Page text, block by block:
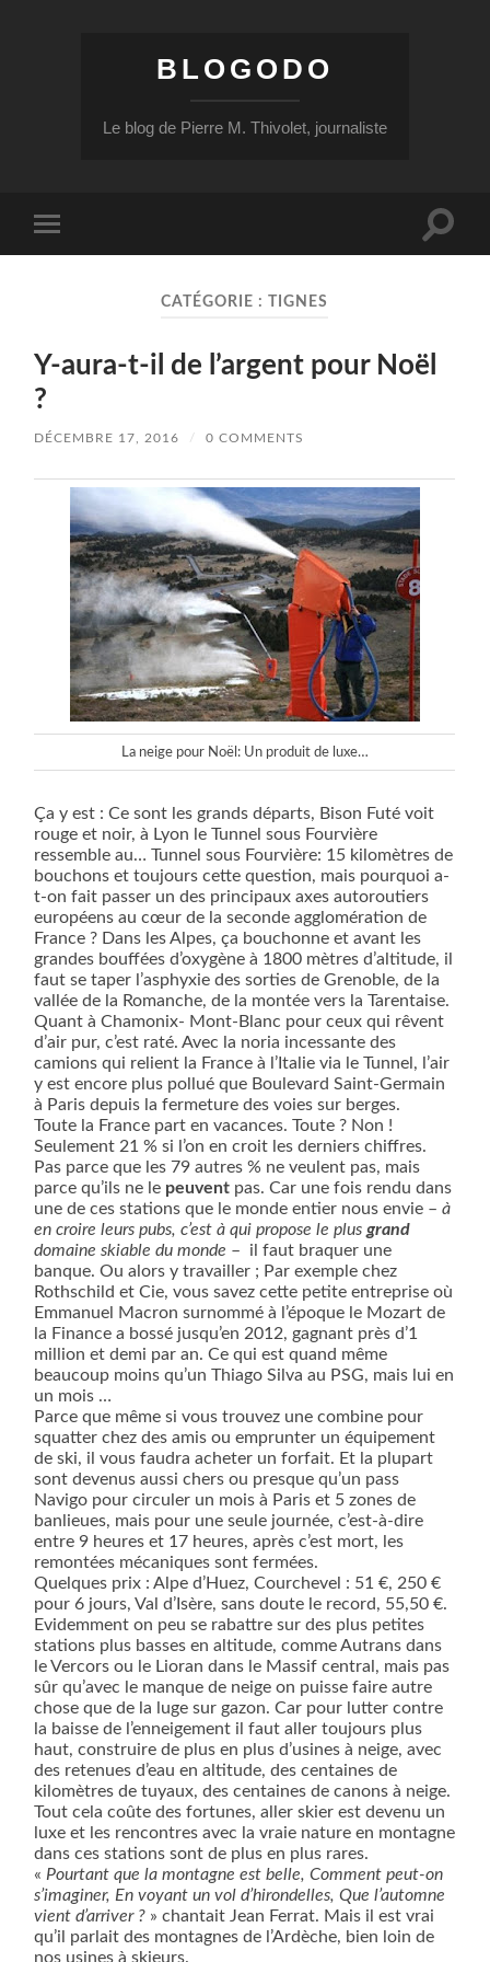
BLOGODO
Le blog de Pierre M. Thivolet, journaliste
mobile
Toggle
CATÉGORIE :TIGNES
Y-aura-t-il de l’argent pour Noël
?
DÉCEMBRE 17, 2016 / 0 COMMENTS
La neige pour Noël: Un produit de luxe…
Ça y est : Ce sont les grands départs, Bison Futé voit
rouge et noir, à Lyon le Tunnel sous Fourvière
ressemble au… Tunnel sous Fourvière: 15 kilomètres de
bouchons et toujours cette question, mais pourquoi a-
t-on fait passer un des principaux axes autoroutiers
européens au cœur de la seconde agglomération de
France ? Dans les Alpes, ça bouchonne et avant les
grandes bouffées d’oxygène à 1800 mètres d’altitude, il
faut se taper l’asphyxie des sorties de Grenoble, de la
vallée de la Romanche, de la montée vers la Tarentaise.
Quant à Chamonix- Mont-Blanc pour ceux qui rêvent
d’air pur, c’est raté. Avec la noria incessante des
camions qui relient la France à l’Italie via le Tunnel, l’air
y est encore plus pollué que Boulevard Saint-Germain
à Paris depuis la fermeture des voies sur berges.
Toute la France part en vacances. Toute ? Non !
Seulement 21 % si l’on en croit les derniers chiffres.
Pas parce que les 79 autres % ne veulent pas, mais
parce qu’ils ne le peuvent pas. Car une fois rendu dans
une de ces stations que le monde entier nous envie –à
en croire leurs pubs, c’est à qui propose le plusgrand
domaine skiable du monde –
il faut braquer une
banque. Ou alors y travailler ; Par exemple chez
Rothschild et Cie, vous savez cette petite entreprise où
Emmanuel Macron surnommé à l’époque le Mozart de
la Finance a bossé jusqu’en 2012, gagnant près d’1
million et demi par an. Ce qui est quand même
beaucoup moins qu’un Thiago Silva au PSG, mais lui en
un mois …
Parce que même si vous trouvez une combine pour
squatter chez des amis ou emprunter un équipement
de ski, il vous faudra acheter un forfait. Et la plupart
sont devenus aussi chers ou presque qu’un pass
Navigo pour circuler un mois à Paris et 5 zones de
banlieues, mais pour une seule journée, c’est-à-dire
entre 9 heures et 17 heures, après c’est mort, les
remontées mécaniques sont fermées.
Quelques prix : Alpe d’Huez, Courchevel : 51 €, 250 €
pour 6 jours, Val d’Isère, sans doute le record, 55,50 €.
Evidemment on peu se rabattre sur des plus petites
stations plus basses en altitude, comme Autrans dans
le Vercors ou le Lioran dans le Massif central, mais pas
sûr qu’avec le manque de neige on puisse faire autre
chose que de la luge sur gazon. Car pour lutter contre
la baisse de l’enneigement il faut aller toujours plus
haut, construire de plus en plus d’usines à neige, avec
des retenues d’eau en altitude, des centaines de
kilomètres de tuyaux, des centaines de canons à neige.
Tout cela coûte des fortunes, aller skier est devenu un
luxe et les rencontres avec la vraie nature en montagne
dans ces stations sont de plus en plus rares.
«Pourtant que la montagne est belle, Comment peut-on
s’imaginer, En voyant un vol d’hirondelles, Que l’automne
vient d’arriver ? » chantait Jean Ferrat. Mais il est vrai
qu’il parlait des montagnes de l’Ardèche, bien loin de
nos usines à skieurs.